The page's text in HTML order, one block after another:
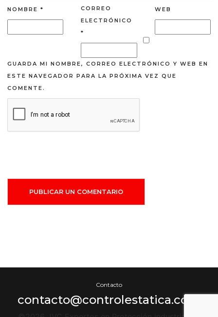
NOMBRE *
CORREO
ELECTRÓNICO
*
WEB
GUARDA MI NOMBRE, CORREO ELECTRÓNICO Y WEB EN
ESTE NAVEGADOR PARA LA PRÓXIMA VEZ QUE
COMENTE.
PUBLICAR UN COMENTARIO
Contacto
contacto@controlestatica.com